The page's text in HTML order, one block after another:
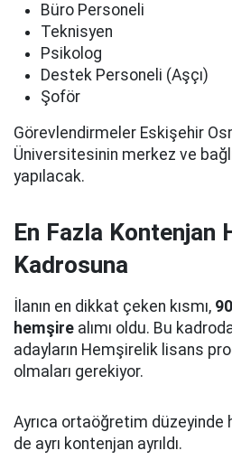
Büro Personeli
Teknisyen
Psikolog
Destek Personeli (Aşçı)
Şoför
Görevlendirmeler Eskişehir
Üniversitesinin merkez ve
yapılacak.
En Fazla Kontenjan
Kadrosuna
İlanın en dikkat çeken kısmı,
hemşire alımı oldu. Bu
adayların Hemşirelik lisans
olmaları gerekiyor.
Ayrıca ortaöğretim düzeyinde
de ayrı kontenjan ayrıldı.